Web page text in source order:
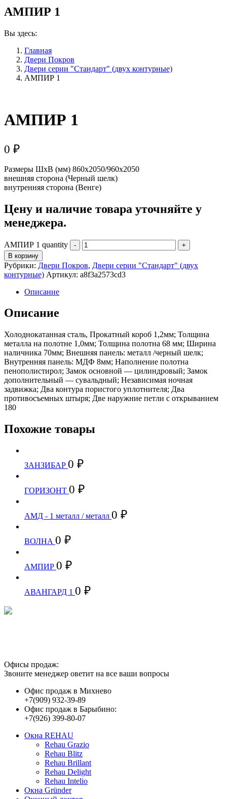
АМПИР 1
Вы здесь:
Главная
Двери Покров
Двери серии "Стандарт" (двух контурные)
АМПИР 1
АМПИР 1
0 ₽
Размеры ШхВ (мм) 860х2050/960х2050
внешняя сторона (Черный шелк)
внутренняя сторона (Венге)
Цену и наличие товара уточняйте у
менеджера.
АМПИР 1 quantity
В корзину
Рубрики: Двери Покров, Двери серии "Стандарт" (двух
контурные) Артикул: a8f3a2573cd3
Описание
Описание
Холоднокатанная сталь, Прокатный короб 1,2мм; Толщина
металла на полотне 1,0мм; Толщина полотна 68 мм; Ширина
наличника 70мм; Внешняя панель: металл /черный шелк;
Внутренняя панель: МДФ 8мм; Наполнение полотна
пенополистирол; Замок основной — цилиндровый; Замок
дополнительный — сувальдный; Независимая ночная
задвижка; Два контура пористого уплотнителя; Два
противосъемных штыря; Две наружние петли с открыванием
180
Похожие товары
ЗАНЗИБАР 0 ₽
ГОРИЗОНТ 0 ₽
АМД - 1 металл / металл 0 ₽
ВОЛНА 0 ₽
АМПИР 0 ₽
АВАНГАРД 1 0 ₽
Офисы продаж:
Звоните менеджер оветит на все ваши вопросы
Офис продаж в Михнево
+7(909) 932-39-89
Офис продаж в Барыбино:
+7(926) 399-80-07
Окна REHAU
Rehau Grazio
Rehau Blitz
Rehau Brillant
Rehau Delight
Rehau Intelio
Окна Gründer